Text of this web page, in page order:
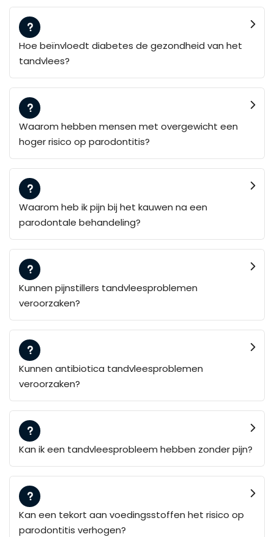
Hoe beïnvloedt diabetes de gezondheid van het
tandvlees?
Waarom hebben mensen met overgewicht een
hoger risico op parodontitis?
Waarom heb ik pijn bij het kauwen na een
parodontale behandeling?
Kunnen pijnstillers tandvleesproblemen
veroorzaken?
Kunnen antibiotica tandvleesproblemen
veroorzaken?
Kan ik een tandvleesprobleem hebben zonder pijn?
Kan een tekort aan voedingsstoffen het risico op
parodontitis verhogen?